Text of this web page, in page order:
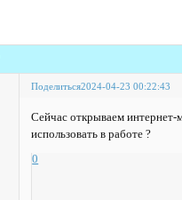
Поделиться2024-04-23 00:22:43
Сейчас открываем интернет-
использовать в работе ?
0